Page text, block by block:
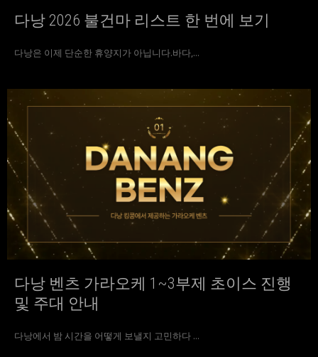
다낭 2026 불건마 리스트 한 번에 보기
다낭은 이제 단순한 휴양지가 아닙니다.바다,...
다낭 벤츠 가라오케 1~3부제 초이스 진행
및 주대 안내
다낭에서 밤 시간을 어떻게 보낼지 고민하다 ...